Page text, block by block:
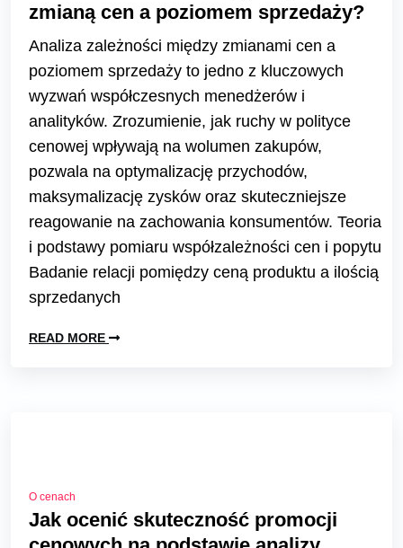
zmianą cen a poziomem sprzedaży?
Analiza zależności między zmianami cen a
poziomem sprzedaży to jedno z kluczowych
wyzwań współczesnych menedżerów i
analityków. Zrozumienie, jak ruchy w polityce
cenowej wpływają na wolumen zakupów,
pozwala na optymalizację przychodów,
maksymalizację zysków oraz skuteczniejsze
reagowanie na zachowania konsumentów. Teoria
i podstawy pomiaru współzależności cen i popytu
Badanie relacji pomiędzy ceną produktu a ilością
sprzedanych
READ MORE
O cenach
Jak ocenić skuteczność promocji